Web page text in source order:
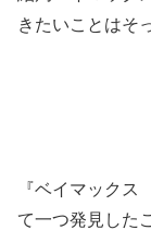
きたいことはそ
『ベイマック
て一つ発見した